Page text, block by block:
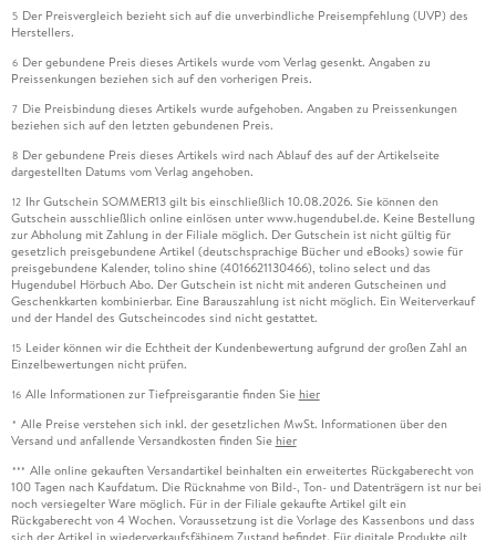
5 Der Preisvergleich bezieht sich auf die unverbindliche Preisempfehlung (UVP) des
Herstellers.
6 Der gebundene Preis dieses Artikels wurde vom Verlag gesenkt. Angaben zu
Preissenkungen beziehen sich auf den vorherigen Preis.
7 Die Preisbindung dieses Artikels wurde aufgehoben. Angaben zu Preissenkungen
beziehen sich auf den letzten gebundenen Preis.
8 Der gebundene Preis dieses Artikels wird nach Ablauf des auf der Artikelseite
dargestellten Datums vom Verlag angehoben.
12 Ihr Gutschein SOMMER13 gilt bis einschließlich 10.08.2026. Sie können den
Gutschein ausschließlich online einlösen unter www.hugendubel.de. Keine Bestellung
zur Abholung mit Zahlung in der Filiale möglich. Der Gutschein ist nicht gültig für
gesetzlich preisgebundene Artikel (deutschsprachige Bücher und eBooks) sowie für
preisgebundene Kalender, tolino shine (4016621130466), tolino select und das
Hugendubel Hörbuch Abo. Der Gutschein ist nicht mit anderen Gutscheinen und
Geschenkkarten kombinierbar. Eine Barauszahlung ist nicht möglich. Ein Weiterverkauf
und der Handel des Gutscheincodes sind nicht gestattet.
15 Leider können wir die Echtheit der Kundenbewertung aufgrund der großen Zahl an
Einzelbewertungen nicht prüfen.
16 Alle Informationen zur Tiefpreisgarantie finden Sie hier
* Alle Preise verstehen sich inkl. der gesetzlichen MwSt. Informationen über den
Versand und anfallende Versandkosten finden Sie hier
*** Alle online gekauften Versandartikel beinhalten ein erweitertes Rückgaberecht von
100 Tagen nach Kaufdatum. Die Rücknahme von Bild-, Ton- und Datenträgern ist nur bei
noch versiegelter Ware möglich. Für in der Filiale gekaufte Artikel gilt ein
Rückgaberecht von 4 Wochen. Voraussetzung ist die Vorlage des Kassenbons und dass